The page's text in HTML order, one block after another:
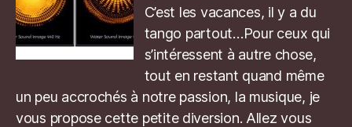
C’est les vacances, il y a du
tango partout…Pour ceux qui
s’intéressent à autre chose,
tout en restant quand même
un peu accrochés à notre passion, la musique, je
vous propose cette petite diversion. Allez vous